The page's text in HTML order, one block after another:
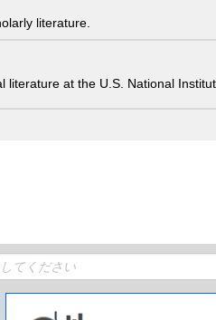
literature.
at the U.S. National